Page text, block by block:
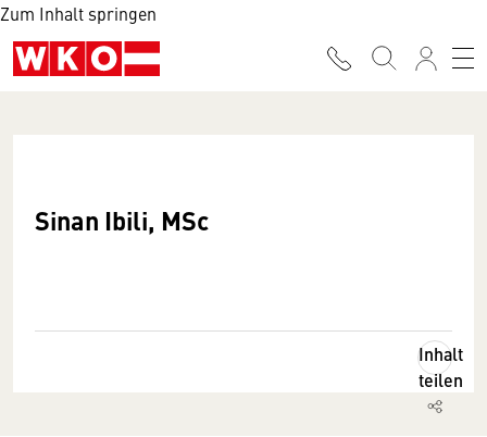
Zum Inhalt springen
Sinan Ibili, MSc
Inhalt
teilen